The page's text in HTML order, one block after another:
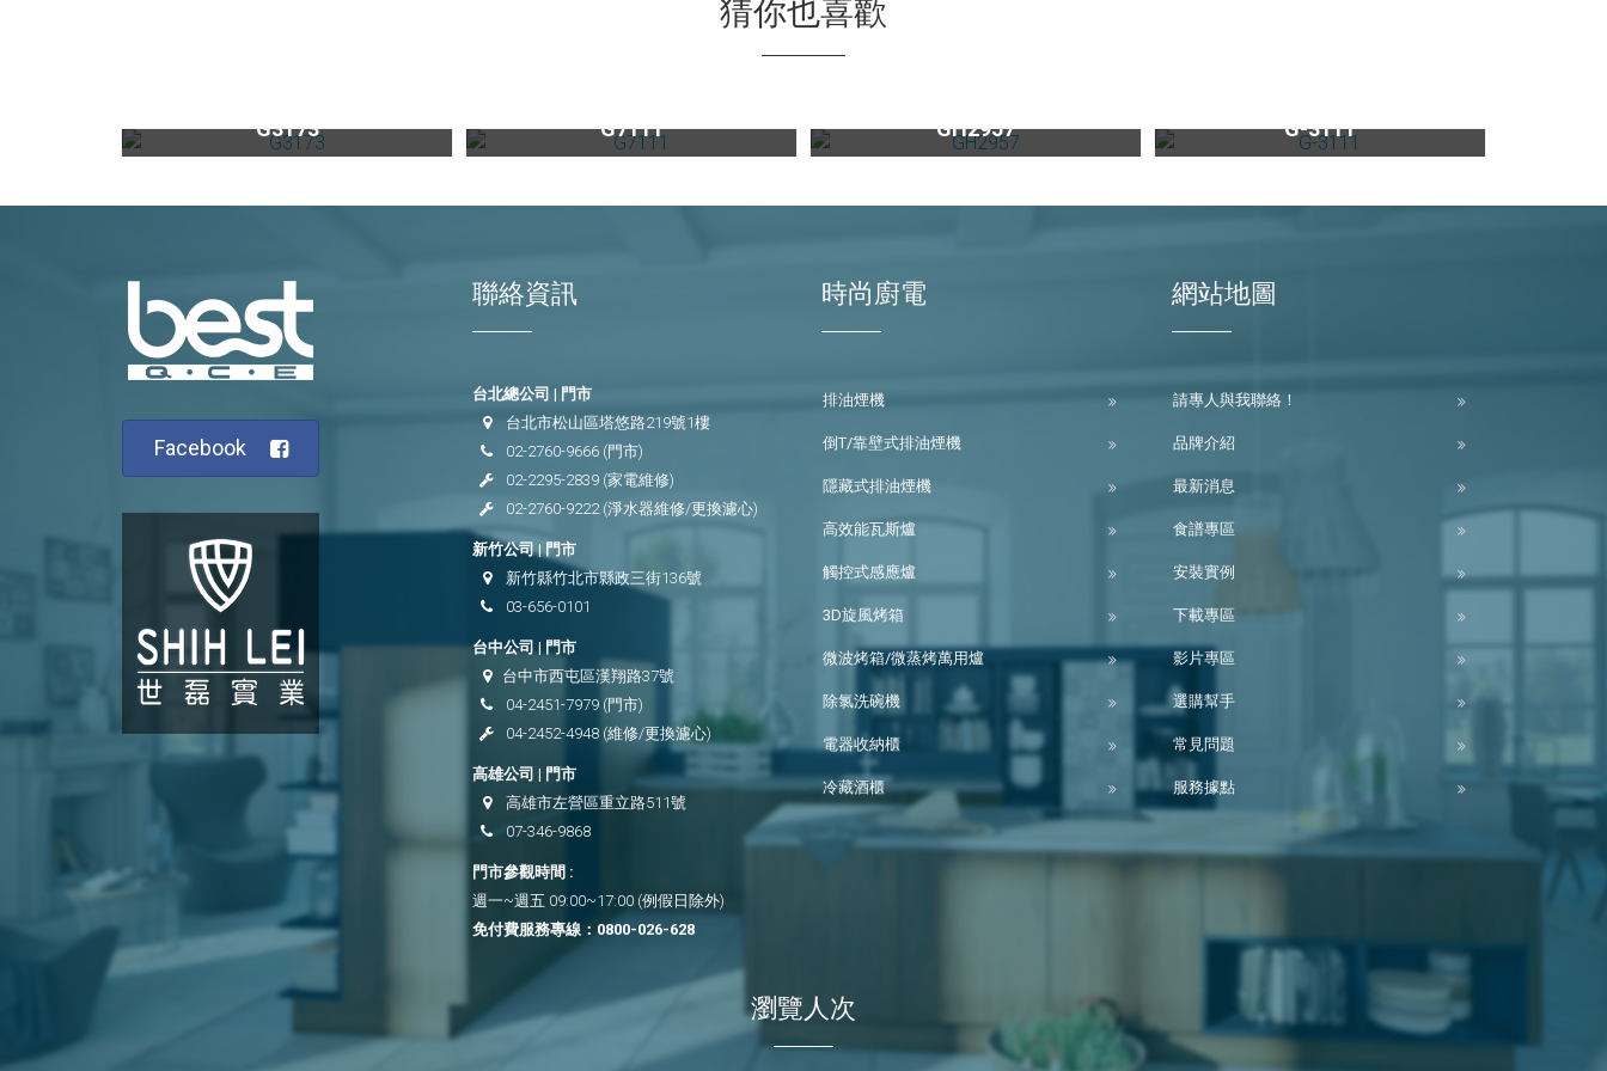
猜你也喜歡
G3173 G7111 GH2957 G-3111
Facebook
聯絡資訊
台北總公司 | 門市
台北市松山區塔悠路219號1樓
02-2760-9666(門市)
02-2295-2839(家電維修)
02-2760-9222(淨水器維修/更換濾心)
新竹公司 | 門市
新竹縣竹北市縣政三街136號
03-656-0101
台中公司 | 門市
台中市西屯區漢翔路37號
04-2451-7979(門市)
04-2452-4948(維修/更換濾心)
高雄公司 | 門市
高雄市左營區重立路511號
07-346-9868
門市參觀時間 :
週一~週五 09:00~17:00 (例假日除外)
免付費服務專線： 0800-026-628
時尚廚電
排油煙機
倒T/靠壁式排油煙機
隱藏式排油煙機
高效能瓦斯爐
觸控式感應爐
3D旋風烤箱
微波烤箱/微蒸烤萬用爐
除氯洗碗機
電器收納櫃
冷藏酒櫃
網站地圖
請專人與我聯絡！
品牌介紹
最新消息
食譜專區
安裝實例
下載專區
影片專區
選購幫手
常見問題
服務據點
瀏覽人次